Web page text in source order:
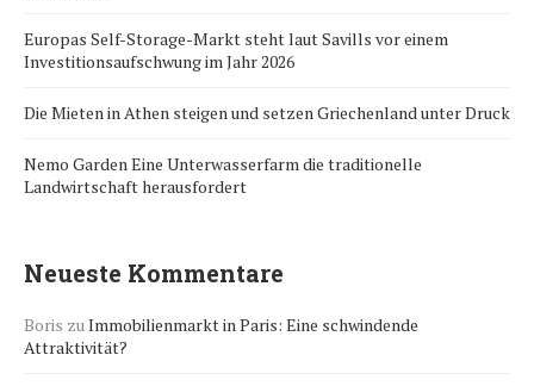
Europas Self-Storage-Markt steht laut Savills vor einem
Investitionsaufschwung im Jahr 2026
Die Mieten in Athen steigen und setzen Griechenland unter Druck
Nemo Garden Eine Unterwasserfarm die traditionelle
Landwirtschaft herausfordert
Neueste Kommentare
Boris zuImmobilienmarkt in Paris: Eine schwindende
Attraktivität?